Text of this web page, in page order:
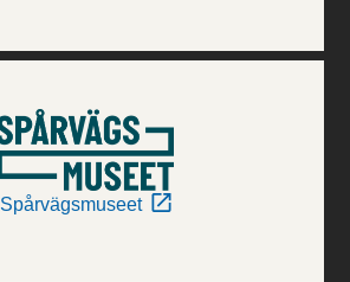
Spårvägsmuseet